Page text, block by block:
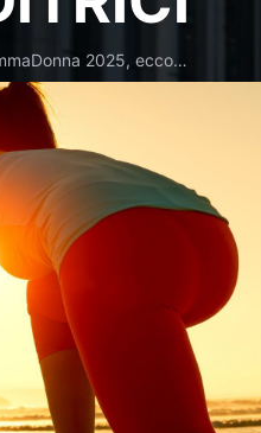
2025, ecco…